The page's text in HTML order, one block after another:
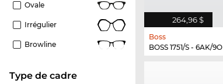
Ovale
Irrégulier
Browline
Type de cadre
264,96 $
Boss
BOSS 1751/S - 6AK/9O